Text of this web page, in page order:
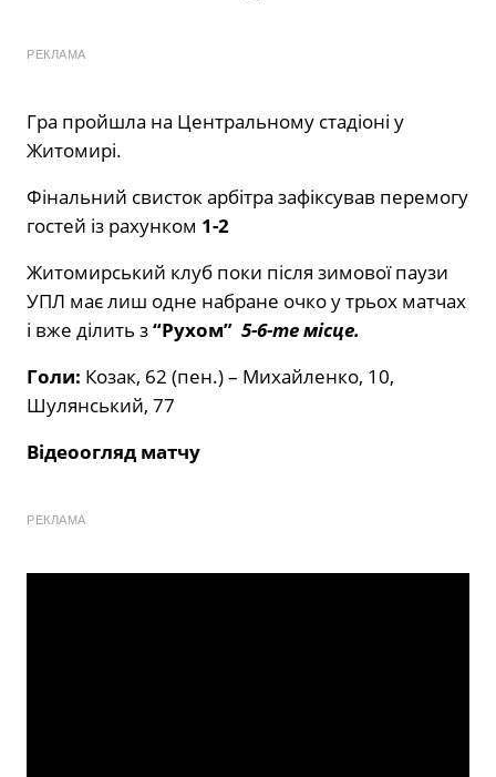
РЕКЛАМА
Гра пройшла на Центральному стадіоні у
Житомирі.
Фінальний свисток арбітра зафіксував перемогу
гостей із рахунком 1-2
Житомирський клуб поки після зимової паузи
УПЛ має лиш одне набране очко у трьох матчах
і вже ділить з“Рухом” 5-6-те місце.
Голи: Козак, 62 (пен.) – Михайленко, 10,
Шулянський, 77
Відеоогляд матчу
РЕКЛАМА